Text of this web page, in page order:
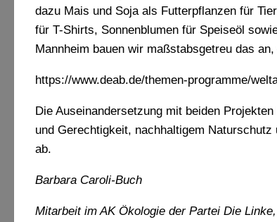
dazu Mais und Soja als Futterpflanzen für
für T-Shirts, Sonnenblumen für Speiseöl
Mannheim bauen wir maßstabsgetreu das
https://www.deab.de/themen-programme/
Die Auseinandersetzung mit beiden
und Gerechtigkeit, nachhaltigem
ab.
Barbara Caroli-Buch
Mitarbeit im AK Ökologie der Partei Die